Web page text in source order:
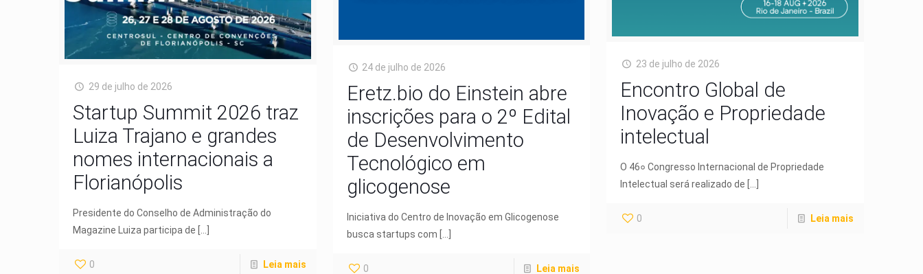
29 de julho de 2026
Startup Summit 2026 traz
Luiza Trajano e grandes
nomes internacionais a
Florianópolis
Presidente do Conselho de Administração do
Magazine Luiza participa de
0 Leia mais
24 de julho de 2026
Eretz.bio do Einstein abre
inscrições para o 2º Edital
de Desenvolvimento
Tecnológico em
glicogenose
Iniciativa do Centro de Inovação em Glicogenose
busca startups com […]
0 Leia mais
23 de julho de 2026
Encontro Global de
Inovação e Propriedade
intelectual
O 46० Congresso Internacional de Propriedade
Intelectual será realizado de […]
0 Leia mais